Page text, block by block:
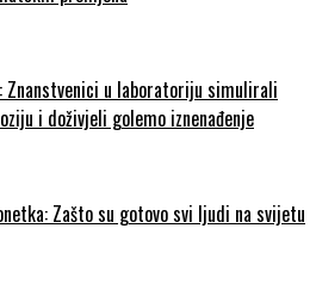
Znanstvenici u laboratoriju simulirali
i doživjeli golemo iznenađenje
Zašto su gotovo svi ljudi na svijetu